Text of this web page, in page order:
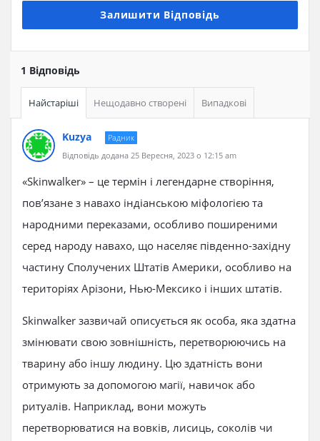
Залишити Відповідь
1 Відповідь
Найстаріші Нещодавно створені Випадкові
Kuzya
Радник
Відповідь додана 25 Вересня, 2023 о 12:15 am
«Skinwalker» – це термін і легендарне створіння,
пов’язане з навахо індіанською міфологією та
народними переказами, особливо поширеними
серед народу навахо, що населяє південно-західну
частину Сполучених Штатів Америки, особливо на
територіях Арізони, Нью-Мексико і інших штатів.
Skinwalker зазвичай описується як особа, яка здатна
змінювати свою зовнішність, перетворюючись на
тварину або іншу людину. Цю здатність вони
отримують за допомогою магії, навичок або
ритуалів. Наприклад, вони можуть
перетворюватися на вовків, лисиць, соколів чи